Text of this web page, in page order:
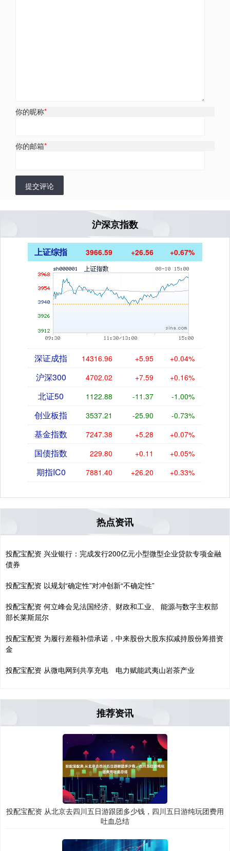
你的昵称*
你的邮箱*
提交评论
沪深京指数
上证综指 3966.59 +26.56 +0.67%
深证成指 14316.96 +5.95 +0.04%
沪深300 4702.02 +7.59 +0.16%
北证50 1122.88 -11.37 -1.00%
创业板指 3537.21 -25.90 -0.73%
基金指数 7247.38 +5.28 +0.07%
国债指数 229.80 +0.11 +0.05%
期指IC0 7881.40 +26.20 +0.33%
热点资讯
投配宝配资 兴业银行：完成发行200亿元小型微型企业贷款专项金融
债券
投配宝配资 以规划“确定性”对冲创新“不确定性”
投配宝配资 何立峰会见法国经济、财政和工业、 能源与数字主权部
部长莱斯屈尔
投配宝配资 为履行差额补偿承诺，中来股份大股东拟减持股份筹措资
金
投配宝配资 从微电网到共享充电 电力赋能武夷山岩茶产业
推荐资讯
投配宝配资 从北京去四川五日游跟团多少钱，四川五日游纯玩团费用
吐血总结